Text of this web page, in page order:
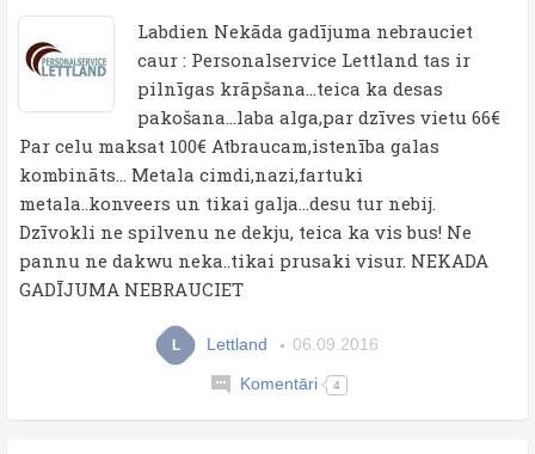
Labdien Nekāda gadījuma nebrauciet
caur : Personalservice Lettland tas ir
pilnīgas krāpšana...teica ka desas
pakošana...laba alga,par dzīves vietu 66€
Par celu maksat 100€ Atbraucam,istenība galas
kombināts... Metala cimdi,nazi,fartuki
metala..konveers un tikai galja...desu tur nebij.
Dzīvokli ne spilvenu ne dekju, teica ka vis bus! Ne
pannu ne dakwu neka..tikai prusaki visur. NEKADA
GADĪJUMA NEBRAUCIET
L Lettland 06.09.2016
Komentāri 4